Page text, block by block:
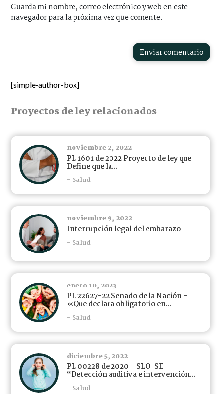
Guarda mi nombre, correo electrónico y web en este
navegador para la próxima vez que comente.
Enviar comentario
[simple-author-box]
Proyectos de ley relacionados
noviembre 2, 2022
PL 1601 de 2022 Proyecto de ley que
Define que la...
- Salud
noviembre 9, 2022
Interrupción legal del embarazo
- Salud
enero 10, 2023
PL 22627-22 Senado de la Nación –
«Que declara obligatorio en...
- Salud
diciembre 5, 2022
PL 00228 de 2020 – SLO-SE –
“Detección auditiva e intervención...
- Salud